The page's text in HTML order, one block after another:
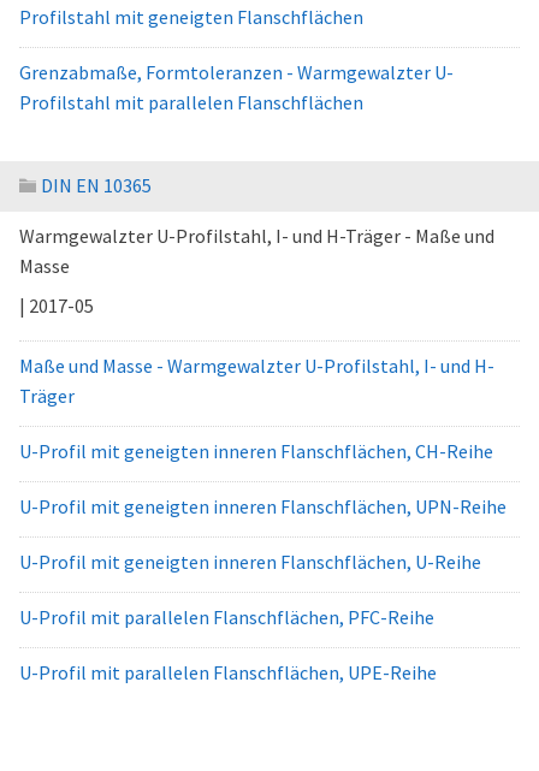
Profilstahl mit geneigten Flanschflächen
Grenzabmaße, Formtoleranzen - Warmgewalzter U-
Profilstahl mit parallelen Flanschflächen
DIN EN 10365
Warmgewalzter U-Profilstahl, I- und H-Träger - Maße und
Masse
| 2017-05
Maße und Masse - Warmgewalzter U-Profilstahl, I- und H-
Träger
U-Profil mit geneigten inneren Flanschflächen, CH-Reihe
U-Profil mit geneigten inneren Flanschflächen, UPN-Reihe
U-Profil mit geneigten inneren Flanschflächen, U-Reihe
U-Profil mit parallelen Flanschflächen, PFC-Reihe
U-Profil mit parallelen Flanschflächen, UPE-Reihe